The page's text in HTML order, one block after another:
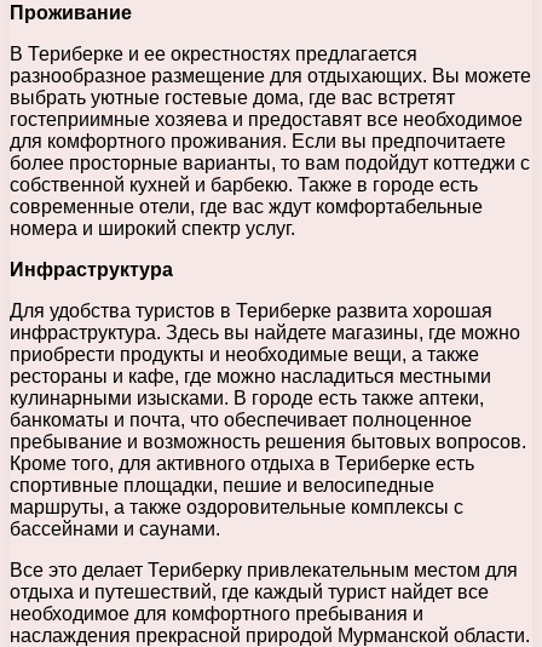
Проживание
В Териберке и ее окрестностях предлагается
разнообразное размещение для отдыхающих. Вы можете
выбрать уютные гостевые дома, где вас встретят
гостеприимные хозяева и предоставят все необходимое
для комфортного проживания. Если вы предпочитаете
более просторные варианты, то вам подойдут коттеджи с
собственной кухней и барбекю. Также в городе есть
современные отели, где вас ждут комфортабельные
номера и широкий спектр услуг.
Инфраструктура
Для удобства туристов в Териберке развита хорошая
инфраструктура. Здесь вы найдете магазины, где можно
приобрести продукты и необходимые вещи, а также
рестораны и кафе, где можно насладиться местными
кулинарными изысками. В городе есть также аптеки,
банкоматы и почта, что обеспечивает полноценное
пребывание и возможность решения бытовых вопросов.
Кроме того, для активного отдыха в Териберке есть
спортивные площадки, пешие и велосипедные
маршруты, а также оздоровительные комплексы с
бассейнами и саунами.
Все это делает Териберку привлекательным местом для
отдыха и путешествий, где каждый турист найдет все
необходимое для комфортного пребывания и
наслаждения прекрасной природой Мурманской области.